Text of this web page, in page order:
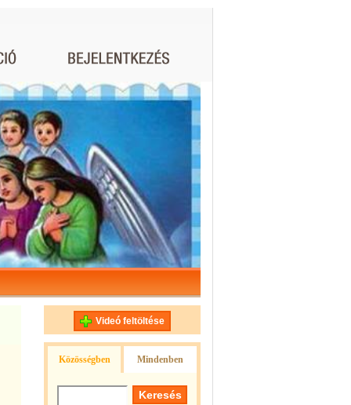
Videó feltöltése
Közösségben Mindenben